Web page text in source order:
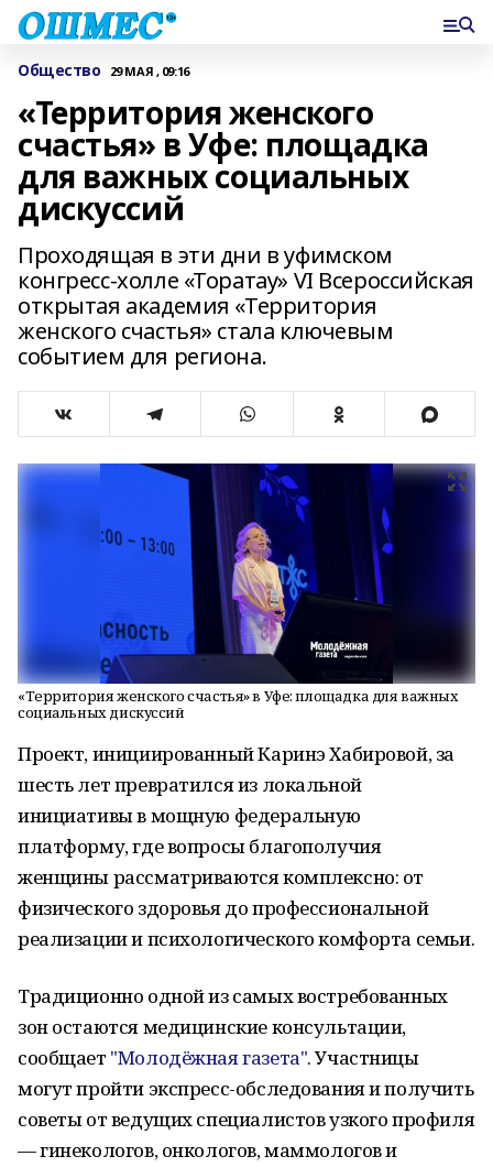
Общество 29 МАЯ , 09:16
«Территория женского
счастья» в Уфе: площадка
для важных социальных
дискуссий
Проходящая в эти дни в уфимском
конгресс-холле «Торатау» VI Всероссийская
открытая академия «Территория
женского счастья» стала ключевым
событием для региона.
«Территория женского счастья» в Уфе: площадка для важных
социальных дискуссий
Проект, инициированный Каринэ Хабировой, за
шесть лет превратился из локальной
инициативы в мощную федеральную
платформу, где вопросы благополучия
женщины рассматриваются комплексно: от
физического здоровья до профессиональной
реализации и психологического комфорта семьи.
Традиционно одной из самых востребованных
зон остаются медицинские консультации,
сообщает "Молодёжная газета". Участницы
могут пройти экспресс-обследования и получить
советы от ведущих специалистов узкого профиля
— гинекологов, онкологов, маммологов и